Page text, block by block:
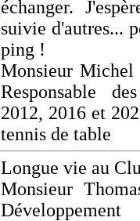
échanger.
suivie d'autres...
ping !
Monsieur
Responsable
2012, 2016 et
tennis de table
Longue vie au
Monsieur
Développement